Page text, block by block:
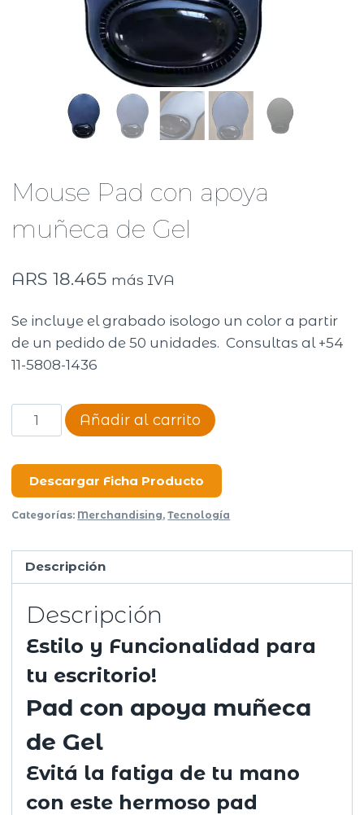
Mouse Pad con apoya
muñeca de Gel
ARS 18.465 más IVA
Se incluye el grabado isologo un color a partir
de un pedido de 50 unidades. Consultas al +54
11-5808-1436
Mouse
Pad
apoya
muñeca
de
cantidad
Añadir al carrito
Descargar Ficha Producto
Categorías: Merchandising,Tecnología
Descripción
Descripción
Estilo y Funcionalidad para
tu escritorio!
Pad con apoya muñeca
de Gel
Evitá la fatiga de tu mano
con este hermoso pad